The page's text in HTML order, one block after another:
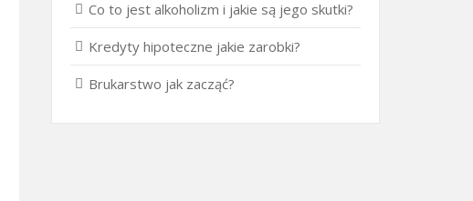
Co to jest alkoholizm i jakie są jego skutki?
Kredyty hipoteczne jakie zarobki?
Brukarstwo jak zacząć?